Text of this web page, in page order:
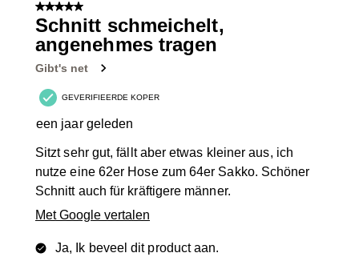
5 van 5 sterren.
Schnitt schmeichelt,
angenehmes tragen
Gibt's net
GEVERIFIEERDE KOPER
een jaar geleden
Sitzt sehr gut, fällt aber etwas kleiner aus, ich
nutze eine 62er Hose zum 64er Sakko. Schöner
Schnitt auch für kräftigere männer.
Met Google vertalen
Ja, Ik beveel dit product aan.